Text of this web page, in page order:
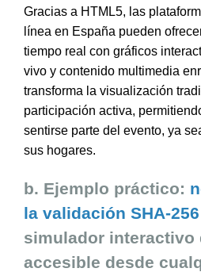
Gracias a HTML5, las
línea en España pueden
tiempo real con gráficos
vivo y contenido multimedia
transforma la visualización
participación activa,
sentirse parte del evento, ya
sus hogares.
b. Ejemplo práctico:
la validación SHA-256
simulador interactivo
accesible desde